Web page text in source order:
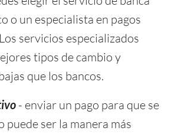
o un especialista en pagos
servicios especializados
tipos de cambio y
que los bancos.
- enviar un pago para que se
puede ser la manera más